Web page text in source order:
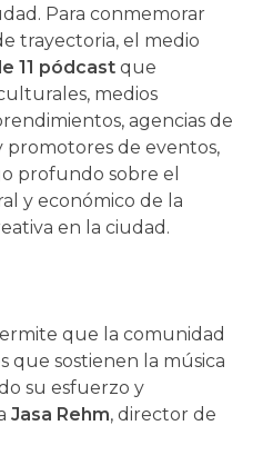
Para conmemorar
trayectoria, el medio
11 pódcast que
medios
agencias de
promotores de eventos,
profundo sobre el
y económico de la
en la ciudad.
que la comunidad
que sostienen la música
su esfuerzo y
Jasa Rehm, director de